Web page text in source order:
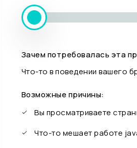
Зачем потребовалась эта
Что-то в поведении вашего
Возможные причины:
Вы просматриваете
Что-то мешает работе